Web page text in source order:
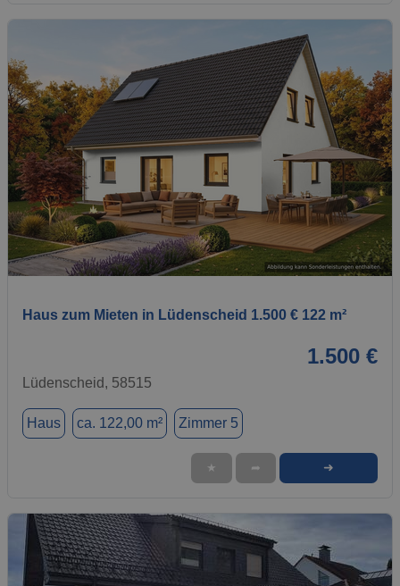
1 / 1
Haus zum Mieten in Lüdenscheid 1.500 € 122 m²
1.500 €
Lüdenscheid, 58515
Haus ca. 122,00 m² Zimmer 5
★ ➦ ➜